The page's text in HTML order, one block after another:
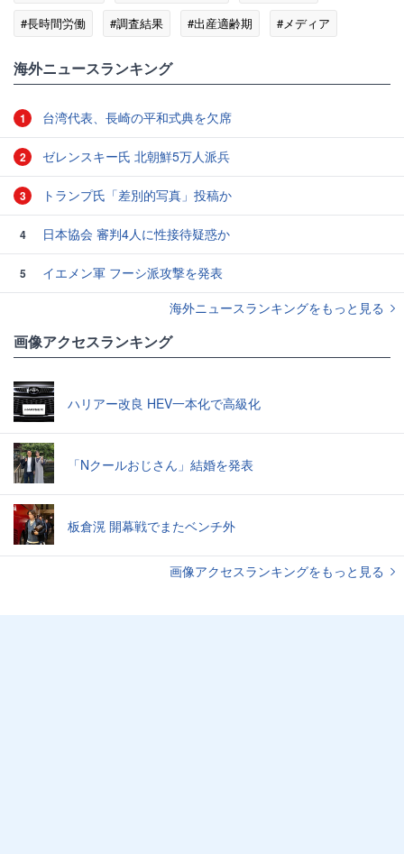
#長時間労働
#調査結果 #出産適齢期
#メディア
海外ニュースランキング
1 台湾代表、長崎の平和式典を欠席
2 ゼレンスキー氏 北朝鮮5万人派兵
3 トランプ氏「差別的写真」投稿か
4 日本協会 審判4人に性接待疑惑か
5
イエメン軍 フーシ派攻撃を発表
海外ニュースランキングをもっと見る
画像アクセスランキング
ハリアー改良 HEV一本化で高級化
「Nクールおじさん」結婚を発表
板倉滉 開幕戦でまたベンチ外
画像アクセスランキングをもっと見る